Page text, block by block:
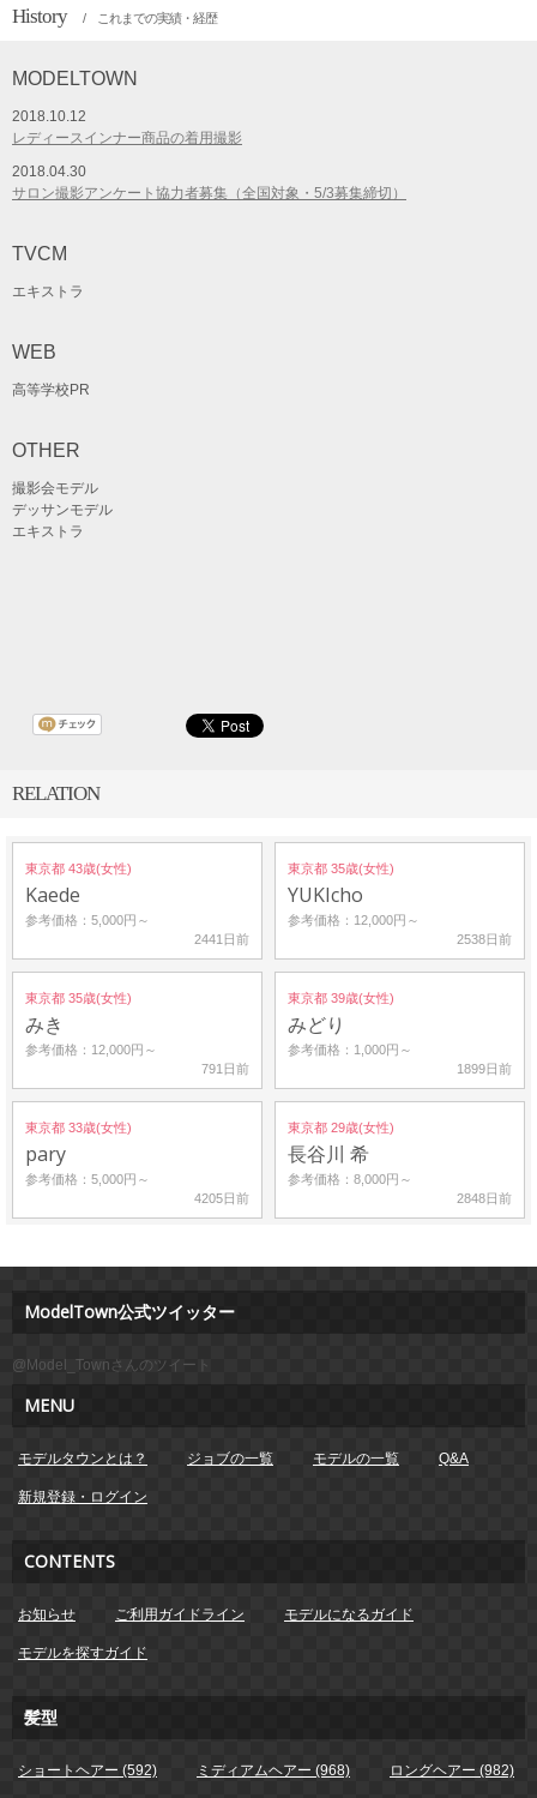
History / これまでの実績・経歴
MODELTOWN
2018.10.12
レディースインナー商品の着用撮影
2018.04.30
サロン撮影アンケート協力者募集（全国対象・5/3募集締切）
TVCM
エキストラ
WEB
高等学校PR
OTHER
撮影会モデル
デッサンモデル
エキストラ
RELATION
東京都 43歳(女性)
Kaede
参考価格：5,000円～
2441日前
東京都 35歳(女性)
YUKIcho
参考価格：12,000円～
2538日前
東京都 35歳(女性)
みき
参考価格：12,000円～
791日前
東京都 39歳(女性)
みどり
参考価格：1,000円～
1899日前
東京都 33歳(女性)
pary
参考価格：5,000円～
4205日前
東京都 29歳(女性)
長谷川 希
参考価格：8,000円～
2848日前
ModelTown公式ツイッター
@Model_Townさんのツイート
MENU
モデルタウンとは？ ジョブの一覧 モデルの一覧 Q&A
新規登録・ログイン
CONTENTS
お知らせ ご利用ガイドライン モデルになるガイド
モデルを探すガイド
髪型
ショートヘアー (592) ミディアムヘアー (968) ロングヘアー (982)